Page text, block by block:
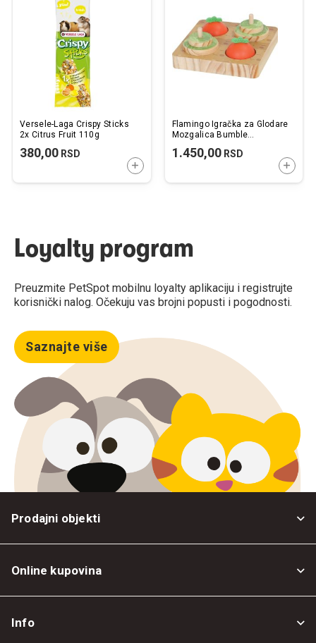
Versele-Laga Crispy Sticks
2x Citrus Fruit 110g
380,00 RSD
DODAJTE U KORPU
Flamingo Igračka za Glodare
Mozgalica Bumble
1.450,00RSD
Loyalty program
Preuzmite PetSpot mobilnu loyalty aplikaciju i registrujte
korisnički nalog. Očekuju vas brojni popusti i pogodnosti.
Saznajte više
Prodajni objekti
Online kupovina
Info